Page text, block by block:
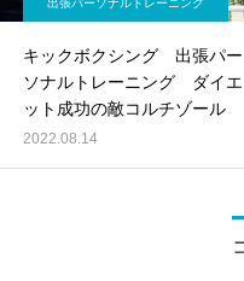
キックボクシング 出張パー
ソナルトレーニング ダイエ
ット成功の敵コルチゾール
2022.08.14